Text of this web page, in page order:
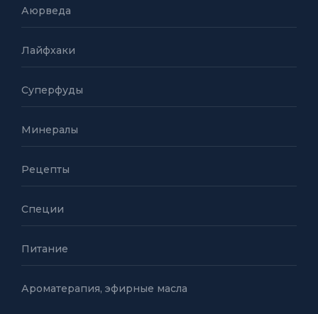
Аюрведа
Лайфхаки
Суперфуды
Минералы
Рецепты
Специи
Питание
Ароматерапия, эфирные масла